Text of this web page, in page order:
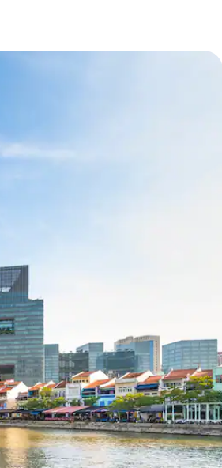
en omlaag, óf door te tikken of